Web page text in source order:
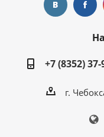
+7 (8352) 37-
г.